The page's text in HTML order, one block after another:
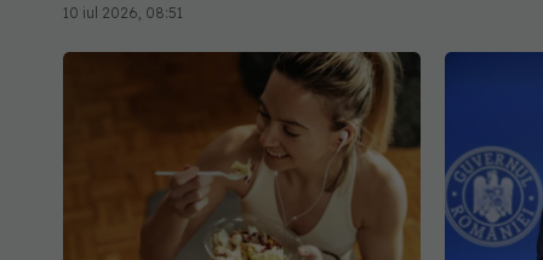
10 iul 2026, 08:51